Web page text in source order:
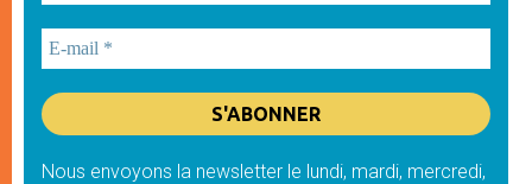
Nous envoyons la newsletter le lundi, mardi, mercredi,